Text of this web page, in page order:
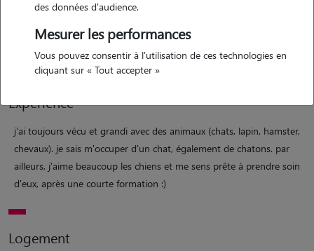
service et occuper mon temps libre avec les animaux. je suis de
nature patiente, curieuse, dynamique et je pourrais facilement
Expérience
j'ai toujours vécu et grandi avec des animaux (chats, lapin, hamster,
chevaux). je sais m'occuper d'un chat, également de chatons. par
ailleurs, j'aime beaucoup les chiens et me sens prête à prendre soin
d'eux, après une courte formation :)
Logement
des données d'audience.
Mesurer les performances
Vous pouvez consentir à l'utilisation de ces technologies en
cliquant sur « Tout accepter »